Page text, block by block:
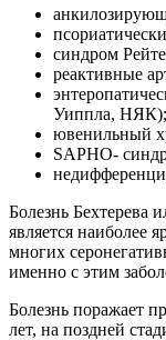
синдром
реактивные
Уиппла, НЯК);
ювенильный
SAPHO-
Болезнь Бехтерева
является наиболее
многих
именно с этим
Болезнь поражает
лет, на поздней